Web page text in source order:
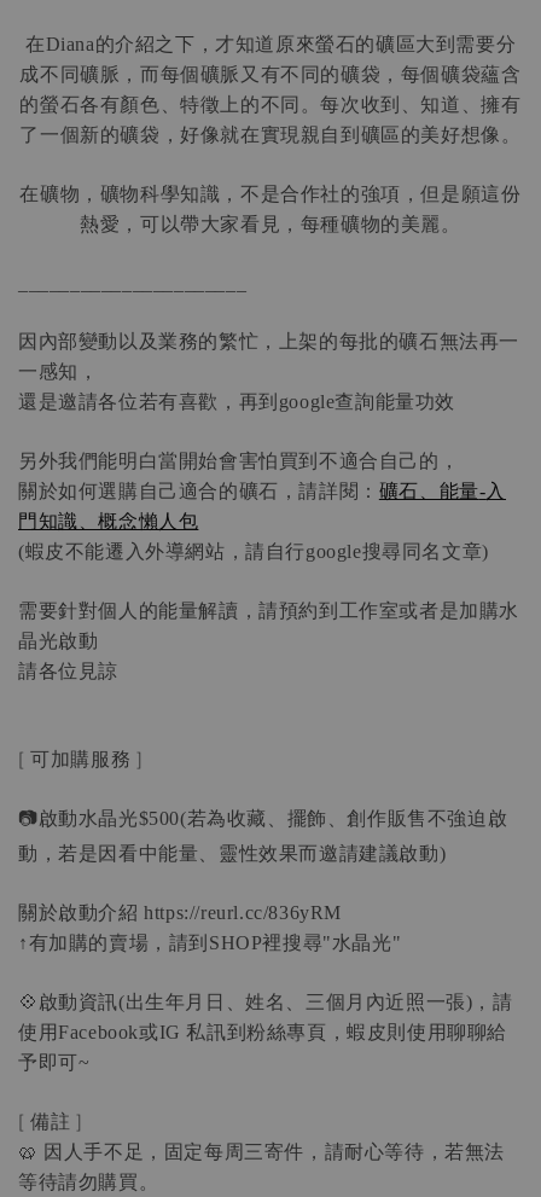
在Diana的介紹之下，才知道原來螢石的礦區大到需要分
成不同礦脈，而每個礦脈又有不同的礦袋，每個礦袋蘊含
的螢石各有顏色、特徵上的不同。每次收到、知道、擁有
了一個新的礦袋，好像就在實現親自到礦區的美好想像。
在礦物，礦物科學知識，不是合作社的強項，但是願這份
熱愛，可以帶大家看見，每種礦物的美麗。
因內部變動以及業務的繁忙，上架的每批的礦石無法再一
一感知，
還是邀請各位若有喜歡，再到google查詢能量功效
另外我們能明白當開始會害怕買到不適合自己的，
關於如何選購自己適合的礦石，請詳閱： 礦石、能量-入
門知識、概念懶人包
(蝦皮不能遷入外導網站，請自行google搜尋同名文章)
需要針對個人的能量解讀，請預約到工作室或者是加購水
晶光啟動
請各位見諒
[ 可加購服務 ]
📷啟動水晶光$500(若為收藏、擺飾、創作販售不強迫啟
動，若是因看中能量、靈性效果而邀請建議啟動)
關於啟動介紹 https://reurl.cc/836yRM
↑有加購的賣場，請到SHOP裡搜尋"水晶光"
💠啟動資訊(出生年月日、姓名、三個月內近照一張) ，請
使用Facebook或IG 私訊到粉絲專頁，蝦皮則使用聊聊給
予即可~
[ 備註 ]
🥨 因人手不足，固定每周三寄件，請耐心等待，若無法
等待請勿購買。